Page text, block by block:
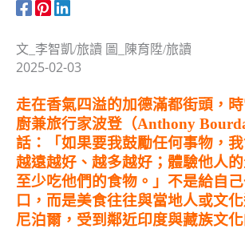
文_李智凱/旅讀 圖_陳育陞/旅讀
2025-02-03
走在香氣四溢的加德滿都街頭，
廚兼旅行家波登（Anthony
話：「如果要我鼓勵任何事物，我
越遠越好、越多越好；體驗他人
至少吃他們的食物。」不是給自
口，而是美食往往與當地人或文
尼泊爾，受到鄰近印度與藏族文